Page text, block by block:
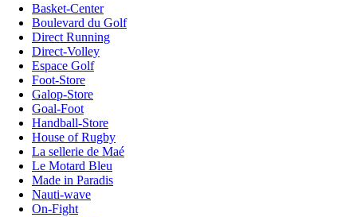
Basket-Center
Boulevard du Golf
Direct Running
Direct-Volley
Espace Golf
Foot-Store
Galop-Store
Goal-Foot
Handball-Store
House of Rugby
La sellerie de Maé
Le Motard Bleu
Made in Paradis
Nauti-wave
On-Fight